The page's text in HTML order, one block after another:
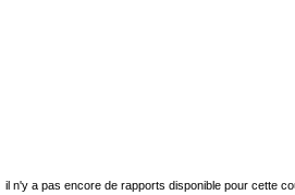
il n'y a pas encore de rapports disponible pour cette